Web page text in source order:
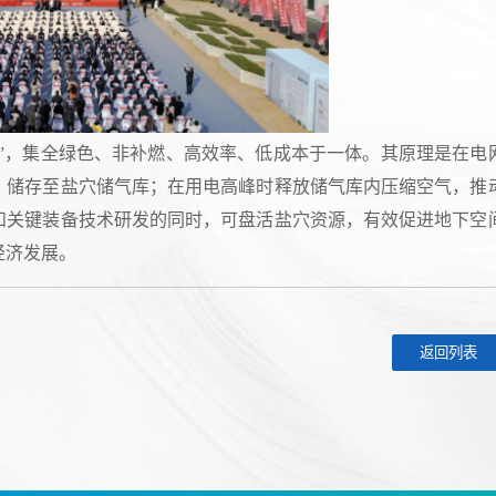
集全绿色、非补燃、高效率、低成本于一体。其原理是在电
存至盐穴储气库；在用电高峰时释放储气库内压缩空气，推
键装备技术研发的同时，可盘活盐穴资源，有效促进地下空
发展。
返回列表